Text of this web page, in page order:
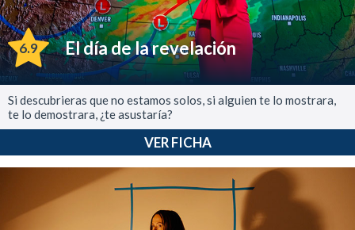
6.9 El día de la revelación
Si descubrieras que no estamos solos, si alguien te lo mostrara,
te lo demostrara, ¿te asustaría?
VER FICHA